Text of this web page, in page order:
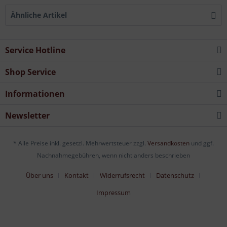
Ähnliche Artikel
Service Hotline
Shop Service
Informationen
Newsletter
* Alle Preise inkl. gesetzl. Mehrwertsteuer zzgl. Versandkosten und ggf.
Nachnahmegebühren, wenn nicht anders beschrieben
Über uns Kontakt Widerrufsrecht
Datenschutz
Impressum